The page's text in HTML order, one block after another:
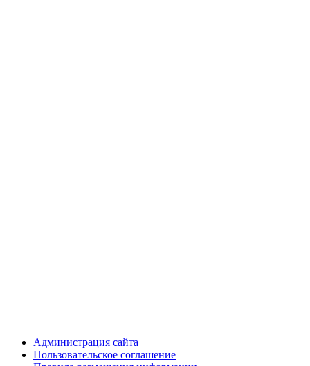
Администрация сайта
Пользовательское соглашение